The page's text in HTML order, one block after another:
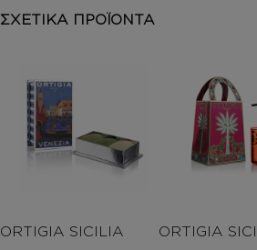
ΣΧΕΤΙΚΑ ΠΡΟΪΟΝΤΑ
ORTIGIA SICILIA
ORTIGIA